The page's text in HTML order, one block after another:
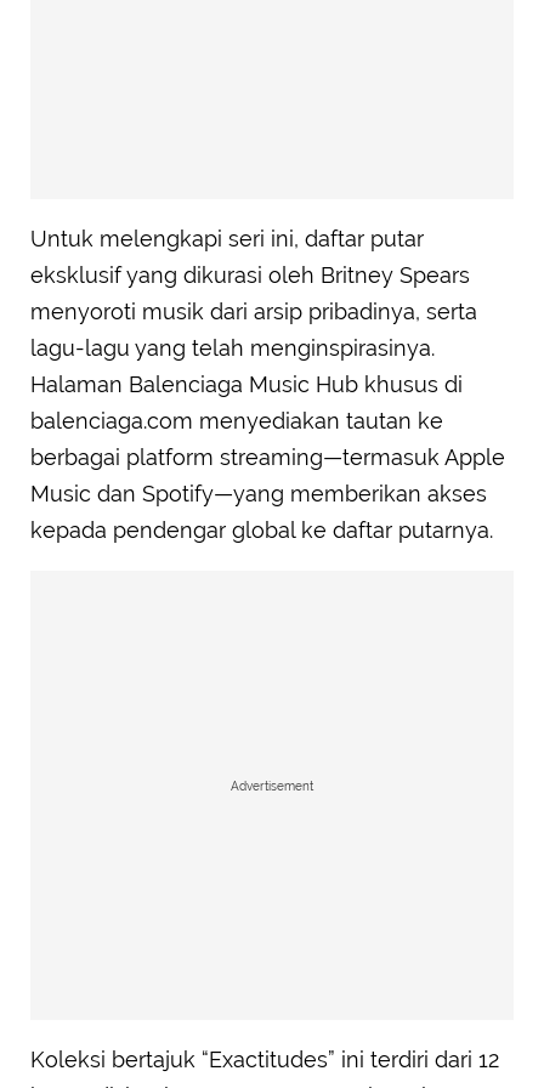
Untuk melengkapi seri ini, daftar putar
eksklusif yang dikurasi oleh Britney Spears
menyoroti musik dari arsip pribadinya, serta
lagu-lagu yang telah menginspirasinya.
Halaman Balenciaga Music Hub khusus di
balenciaga.com menyediakan tautan ke
berbagai platform streaming—termasuk Apple
Music dan Spotify—yang memberikan akses
kepada pendengar global ke daftar putarnya.
Advertisement
Koleksi bertajuk “Exactitudes” ini terdiri dari 12